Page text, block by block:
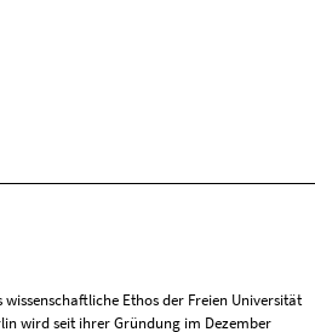
wissenschaftliche Ethos der Freien Universität
wird seit ihrer Gründung im Dezember